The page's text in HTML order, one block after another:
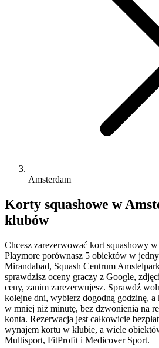
Amsterdam
Korty squashowe w
klubów
Chcesz zarezerwować kort squashowy
Playmore porównasz 5 obiektów w
Mirandabad, Squash Centrum
sprawdzisz oceny graczy z Google,
ceny, zanim zarezerwujesz. Sprawdź
kolejne dni, wybierz dogodną godzinę, a
w mniej niż minutę, bez dzwonienia na
konta. Rezerwacja jest całkowicie
wynajem kortu w klubie, a wiele
Multisport, FitProfit i Medicover Sport.